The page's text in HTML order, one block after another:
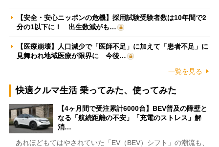
【安全・安心ニッポンの危機】採用試験受験者数は10年間で2
分の1以下に！ 出生数減がも…
【医療崩壊】人口減少で「医師不足」に加えて「患者不足」に
見舞われ地域医療が限界に 今後…
一覧を見る
快適クルマ生活 乗ってみた、使ってみた
【4ヶ月間で受注累計6000台】BEV普及の障壁と
なる「航続距離の不安」「充電のストレス」解
消…
あれほどもてはやされていた「EV（BEV）シフト」の潮流も、